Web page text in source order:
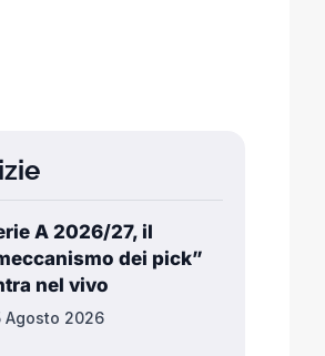
A 2026/27, il
dei pick”
nel vivo
Agosto 2026